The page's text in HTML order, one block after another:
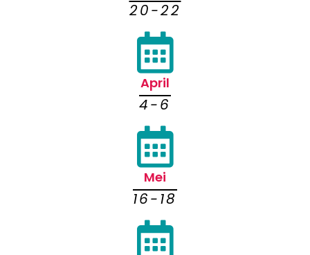
20-22
April
4-6
Mei
16-18